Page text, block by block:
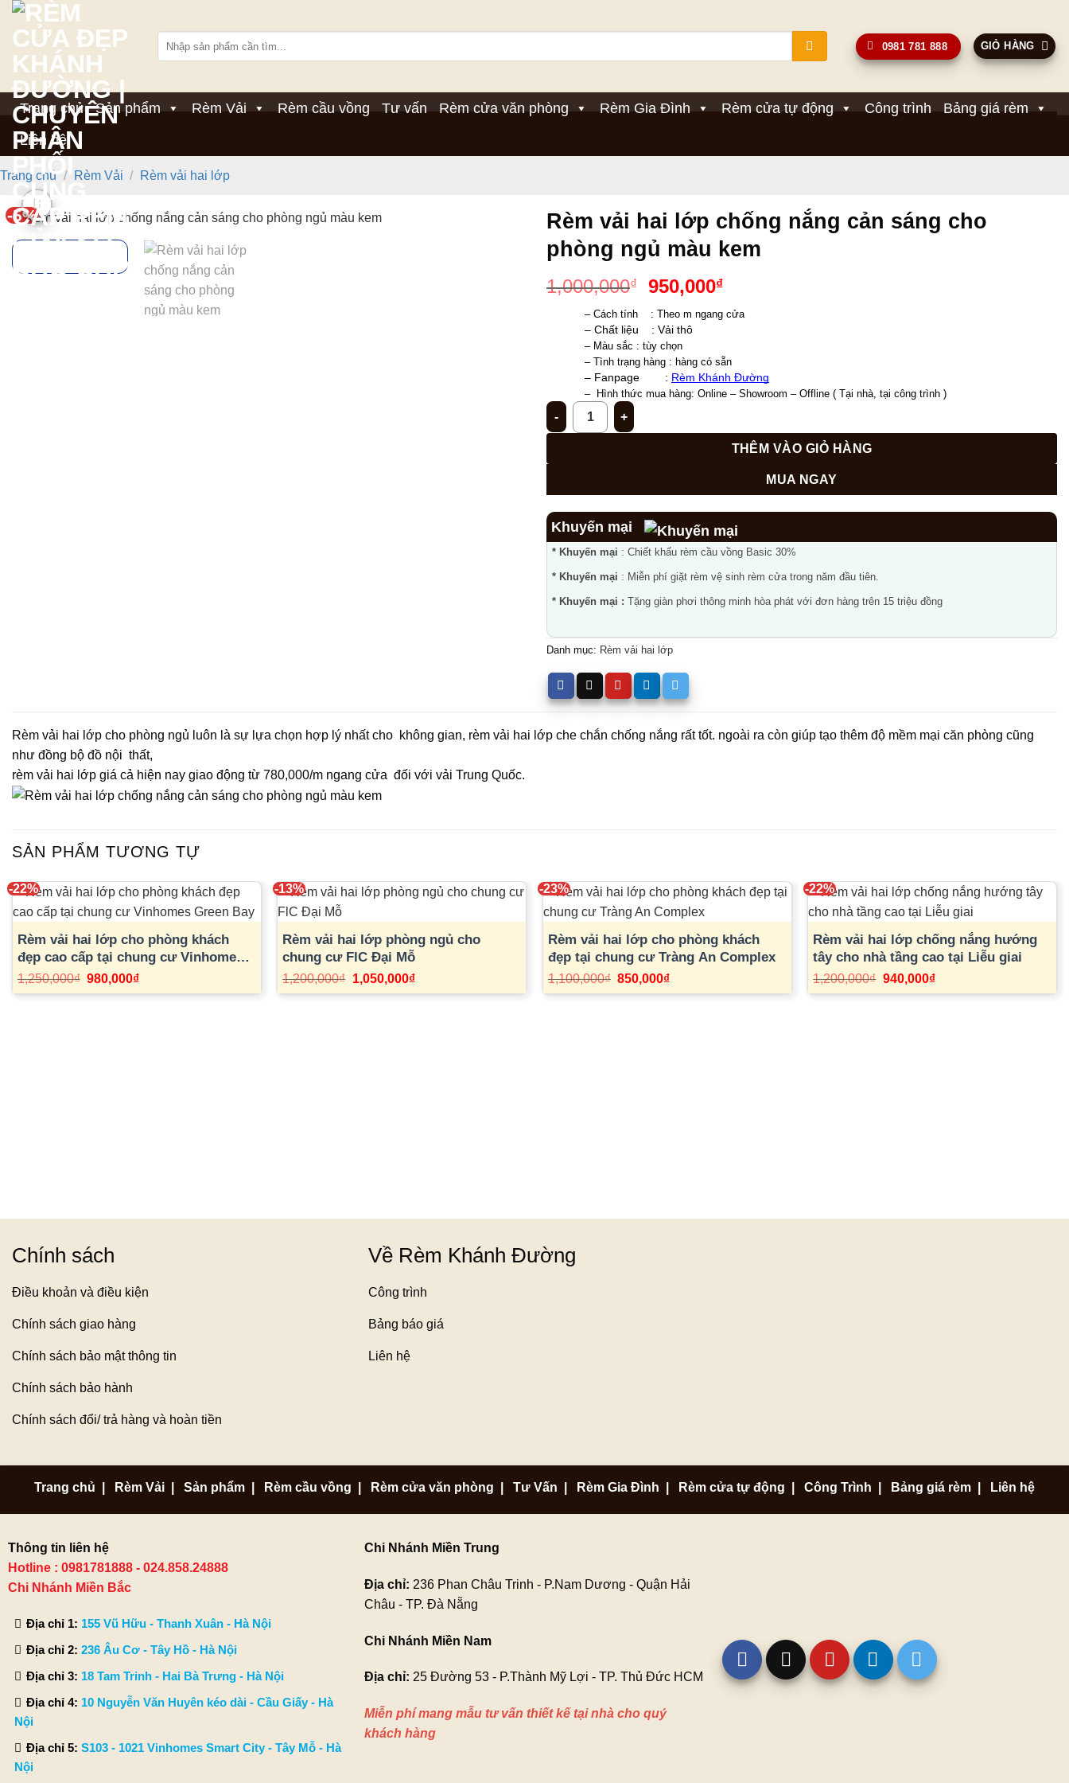
Bỏ
qua
nội
dung
kiếm:
0981 781 888 GIỎ HÀNG
Trang chủ Sản phẩm Rèm Vải Rèm cầu vồng Tư vấn Rèm cửa văn phòng Rèm Gia Đình Rèm cửa tự động Công trình
Bảng giá rèm
Liên hệ
Trang chủ / Rèm Vải / Rèm vải hai lớp
-5%
Rèm vải hai lớp chống nắng cản sáng cho
phòng ngủ màu kem
1,000,000₫
Giá
gốc
là:
1,000,000₫.
950,000₫Giá
hiện
tại
950,000₫.
– Cách tính    : Theo m ngang cửa
– Chất liệu    : Vải thô
– Màu sắc : tùy chọn
– Tình trạng hàng : hàng có sẵn
– Fanpage        : Rèm Khánh Đường
– Hình thức mua hàng: Online – Showroom – Offline ( Tại nhà, tại công trình )
Rèm vải hai lớp chống nắng cản sáng cho phòng ngủ màu kem số lượng
THÊM VÀO GIỎ HÀNG
MUA NGAY
Khuyến mại
* Khuyến mại : Chiết khấu rèm cầu vồng Basic 30%
* Khuyến mại : Miễn phí giặt rèm vệ sinh rèm cửa trong năm đầu tiên.
* Khuyến mại : Tặng giàn phơi thông minh hòa phát với đơn hàng trên 15 triệu đồng
Danh mục: Rèm vải hai lớp
Rèm vải hai lớp cho phòng ngủ luôn là sự lựa chọn hợp lý nhất cho không gian, rèm vải hai lớp che chắn chống nắng rất tốt. ngoài ra còn giúp tạo thêm độ mềm mại căn phòng cũng
như đồng bộ đồ nội thất,
rèm vải hai lớp giá cả hiện nay giao động từ 780,000/m ngang cửa đối với vải Trung Quốc.
SẢN PHẨM TƯƠNG TỰ
-22%
Rèm vải hai lớp cho phòng khách
đẹp cao cấp tại chung cư Vinhomes
Green Bay
1,250,000₫ Giá
980,000₫Giá
-13%
Rèm vải hai lớp phòng ngủ cho
chung cư FlC Đại Mỗ
1,200,000₫
Giá
gốc
1,050,000₫Giá
-23%
Rèm vải hai lớp cho phòng khách
đẹp tại chung cư Tràng An Complex
1,100,000₫ Giá
850,000₫Giá
-22%
Rèm vải hai lớp chống nắng hướng
tây cho nhà tầng cao tại Liễu giai
1,200,000₫ Giá
940,000₫Giá
Chính sách
Điều khoản và điều kiện
Chính sách giao hàng
Chính sách bảo mật thông tin
Chính sách bảo hành
Chính sách đổi/ trả hàng và hoàn tiền
Về Rèm Khánh Đường
Công trình
Bảng báo giá
Liên hệ
Trang chủ Rèm Vải Sản phẩm Rèm cầu vồng Rèm cửa văn phòng Tư Vấn Rèm Gia Đình Rèm cửa tự động Công Trình Bảng giá rèm Liên hệ
Thông tin liên hệ
Hotline : 0981781888 - 024.858.24888
Chi Nhánh Miền Bắc
Địa chỉ 1: 155 Vũ Hữu - Thanh Xuân - Hà Nội
Địa chỉ 2: 236 Âu Cơ - Tây Hồ - Hà Nội
Địa chỉ 3: 18 Tam Trinh - Hai Bà Trưng - Hà Nội
Địa chỉ 4: 10 Nguyễn Văn Huyên kéo dài - Cầu Giấy - Hà
Nội
Địa chỉ 5: S103 - 1021 Vinhomes Smart City - Tây Mỗ - Hà
Nội
Chi Nhánh Miền Trung
Địa chỉ: 236 Phan Châu Trinh - P.Nam Dương - Quận Hải
Châu - TP. Đà Nẵng
Chi Nhánh Miền Nam
Địa chỉ: 25 Đường 53 - P.Thành Mỹ Lợi - TP. Thủ Đức HCM
Miễn phí mang mẫu tư vấn thiết kế tại nhà cho quý
khách hàng